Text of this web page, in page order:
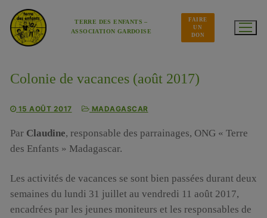
contenu
TERRE DES ENFANTS –
ASSOCIATION GARDOISE
FAIRE
UN
DON
Colonie de vacances (août 2017)
15 AOÛT 2017 MADAGASCAR
Par Claudine, responsable des parrainages, ONG « Terre
des Enfants » Madagascar.
Les activités de vacances se sont bien passées durant deux
semaines du lundi 31 juillet au vendredi 11 août 2017,
encadrées par les jeunes moniteurs et les responsables de